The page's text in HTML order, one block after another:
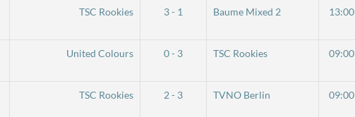
TSC Rookies 3 - 1 Baume Mixed 2 13:00
United Colours 0 - 3 TSC Rookies 09:00
TSC Rookies 2 - 3 TVNO Berlin 09:00